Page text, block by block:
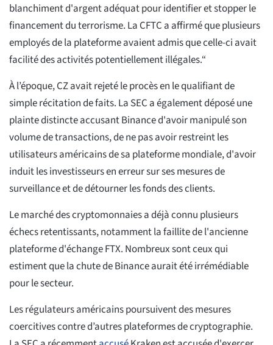
blanchiment d'argent adéquat pour identifier et stopper le
financement du terrorisme. La CFTC a affirmé que plusieurs
employés de la plateforme avaient admis que celle-ci avait
facilité des activités potentiellement illégales.“
À l’époque, CZ avait rejeté le procès en le qualifiant de
simple récitation de faits. La SEC a également déposé une
plainte distincte accusant Binance d'avoir manipulé son
volume de transactions, de ne pas avoir restreint les
utilisateurs américains de sa plateforme mondiale, d'avoir
induit les investisseurs en erreur sur ses mesures de
surveillance et de détourner les fonds des clients.
Le marché des cryptomonnaies a déjà connu plusieurs
échecs retentissants, notamment la faillite de l'ancienne
plateforme d'échange FTX. Nombreux sont ceux qui
estiment que la chute de Binance aurait été irrémédiable
pour le secteur.
Les régulateurs américains poursuivent des mesures
coercitives contre d’autres plateformes de cryptographie.